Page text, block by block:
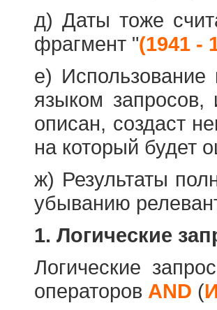
д) Даты тоже
фрагмент "(1941 -
е) Использование
языком запросов,
описан, создаст
на который будет
ж) Результаты
убыванию
1. Логические
Логические
операторов AND (И